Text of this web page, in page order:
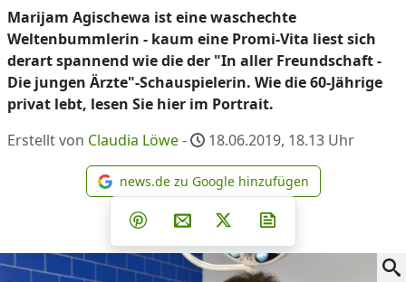
Marijam Agischewa ist eine waschechte
Weltenbummlerin - kaum eine Promi-Vita liest sich
derart spannend wie die der "In aller Freundschaft -
Die jungen Ärzte"-Schauspielerin. Wie die 60-Jährige
privat lebt, lesen Sie hier im Portrait.
Erstellt von Claudia Löwe- 18.06.2019, 18.13 Uhr
news.de zu Google
news.de zu Google hinzufügen
Teilen auf Facebook
Teilen auf Whatsapp
Teilen auf Telegram
Teilen auf Pinterest
Per E-Mail teilen
Post auf X